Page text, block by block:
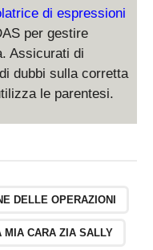
es
4
)
-
3
\
di espressioni
per gestire
Assicurati di
dubbi sulla corretta
le parentesi.
DELLE OPERAZIONI
MIA CARA ZIA SALLY